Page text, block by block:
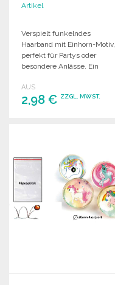
Artikel
Verspielt funkelndes
Haarband mit Einhorn-Motiv,
perfekt für Partys oder
besondere Anlässe. Ein
AUS
2,98 € ZZGL. MWST.